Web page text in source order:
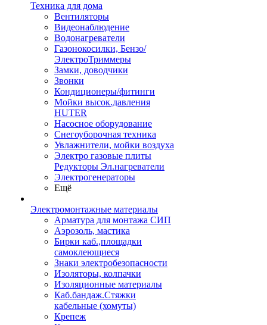
Техника для дома
Вентиляторы
Видеонаблюдение
Водонагреватели
Газонокосилки, Бензо/
ЭлектроТриммеры
Замки, доводчики
Звонки
Кондиционеры/фитинги
Мойки высок.давления
HUTER
Насосное оборудование
Снегоуборочная техника
Увлажнители, мойки воздуха
Электро газовые плиты
Редукторы Эл.нагреватели
Электрогенераторы
Ещё
Электромонтажные материалы
Арматура для монтажа СИП
Аэрозоль, мастика
Бирки каб.,площадки
самоклеющиеся
Знаки электробезопасности
Изоляторы, колпачки
Изоляционные материалы
Каб.бандаж.Стяжки
кабельные (хомуты)
Крепеж